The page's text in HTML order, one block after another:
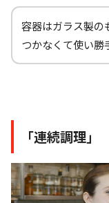
容器はガラス製の
つかなくて使い勝
「連続調理」